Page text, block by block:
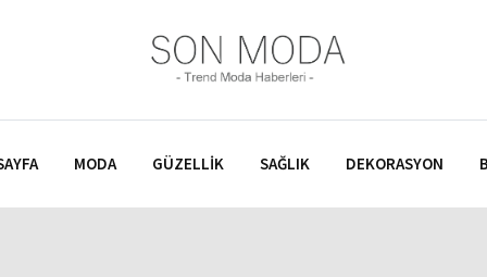
MODA GÜZELLIK SAĞLIK DEKORASYON